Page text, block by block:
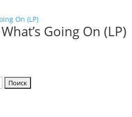
Going On (LP)